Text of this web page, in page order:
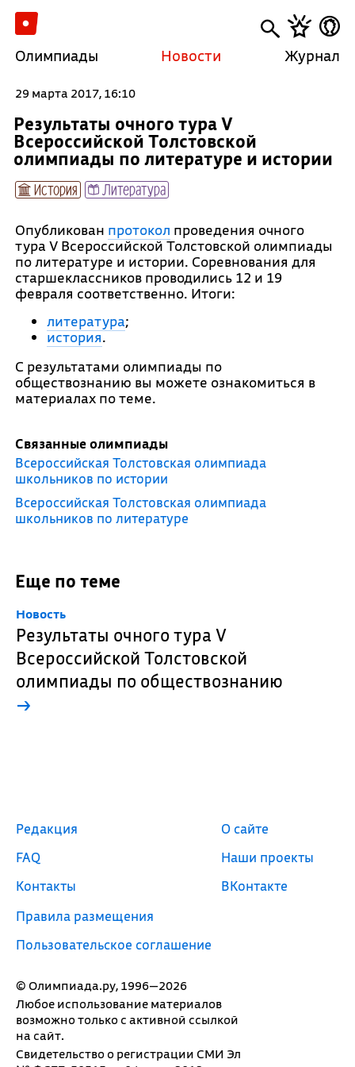
Олимпиады Новости Журнал
29 марта 2017, 16:10
Результаты очного тура V
Всероссийской Толстовской
олимпиады по литературе и истории
История Литература
Опубликован протокол проведения очного
тура V Всероссийской Толстовской олимпиады
по литературе и истории. Соревнования для
старшеклассников проводились 12 и 19
февраля соответственно. Итоги:
литература;
история.
С результатами олимпиады по
обществознанию вы можете ознакомиться в
материалах по теме.
Связанные олимпиады
Всероссийская Толстовская олимпиада
школьников по истории
Всероссийская Толстовская олимпиада
школьников по литературе
Еще по теме
Новость
Результаты очного тура V
Всероссийской Толстовской
олимпиады по обществознанию
→
© Олимпиада.ру, 1996—2026
Любое использование материалов
возможно только с активной ссылкой
на сайт.
Свидетельство о регистрации СМИ Эл
Редакция
FAQ
Контакты
Правила размещения
Пользовательское соглашение
О сайте
Наши проекты
ВКонтакте